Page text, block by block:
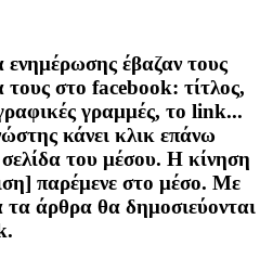
έβαζαν τους
στο facebook: τίτλος,
γραμμές, το link...
κάνει κλικ επάνω
του μέσου. Η κίνηση
παρέμενε στο μέσο. Με
τα άρθρα θα δημοσιεύονται